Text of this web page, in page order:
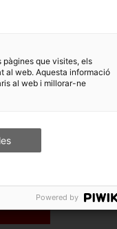
pàgines que visites, els
al web. Aquesta informació
al web i millorar-ne
Powered by